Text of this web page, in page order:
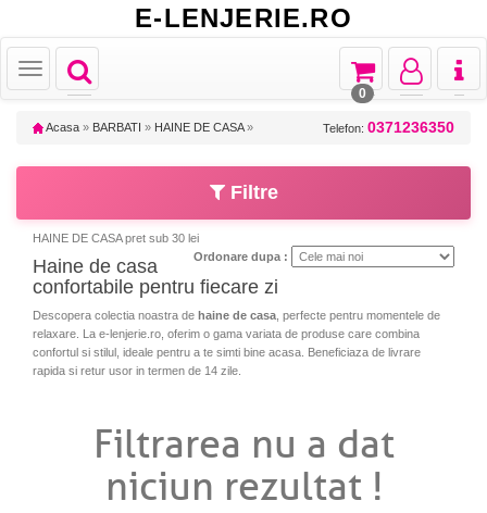
E-LENJERIE.RO
Toggle
navigation
Toggle
Toggle
navigation
Toggle
navigation
Toggle
navigation
0
Acasa » BARBATI » HAINE DE CASA » Telefon: 0371236350
Filtre
HAINE DE CASA pret sub 30 lei
Ordonare dupa :
Haine de casa
confortabile pentru fiecare zi
Descopera colectia noastra de haine de casa , perfecte pentru momentele de
relaxare. La e-lenjerie.ro, oferim o gama variata de produse care combina
confortul si stilul, ideale pentru a te simti bine acasa. Beneficiaza de livrare
rapida si retur usor in termen de 14 zile.
Filtrarea nu a dat
niciun rezultat !